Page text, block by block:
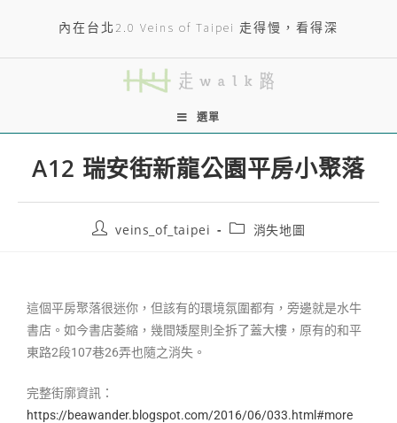
內在台北2.0 Veins of Taipei 走得慢，看得深
選單
A12 瑞安街新龍公園平房小聚落
veins_of_taipei 消失地圖
這個平房聚落很迷你，但該有的環境氛圍都有，旁邊就是水牛
書店。如今書店萎縮，幾間矮屋則全拆了蓋大樓，原有的和平
東路2段107巷26弄也隨之消失。
完整街廓資訊：
https://beawander.blogspot.com/2016/06/033.html#more